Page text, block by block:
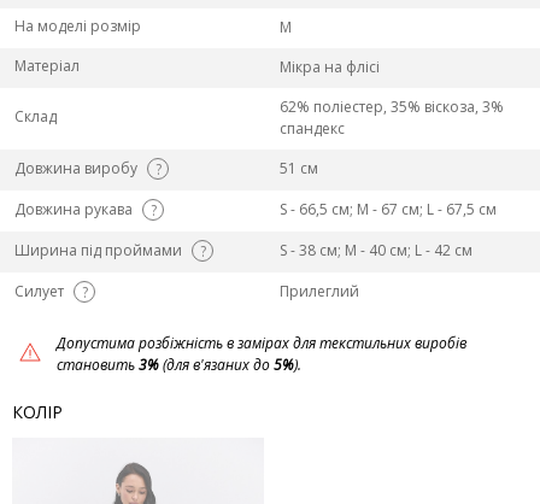
На моделі розмір
M
Матеріал
Мікра на флісі
Склад
62% поліестер, 35% віскоза, 3%
спандекс
Довжина виробу
?
51 см
Довжина рукава
?
S - 66,5 см; M - 67 см; L - 67,5 см
Ширина під проймами
?
S - 38 см; M - 40 см; L - 42 см
Силует
? Прилеглий
Допустима розбіжність в замірах для текстильних виробів
становить3%(для в'язаних до5%).
КОЛІР